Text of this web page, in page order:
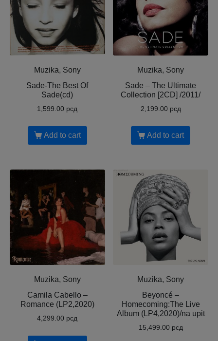
Muzika, Sony
Sade-The Best Of
Sade(cd)
1,599.00 рсд
Add to cart
Muzika, Sony
Sade – The Ultimate
Collection [2CD] /2011/
2,199.00 рсд
Add to cart
Muzika, Sony
Camila Cabello –
Romance (LP2,2020)
4,299.00 рсд
Muzika, Sony
Beyoncé –
Homecoming:The Live
Album (LP4,2020)/na upit
15,499.00 рсд